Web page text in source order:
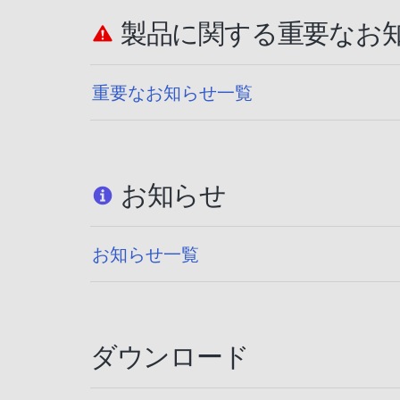
製品に関する重要なお
重要なお知らせ一覧
お知らせ
お知らせ一覧
ダウンロード